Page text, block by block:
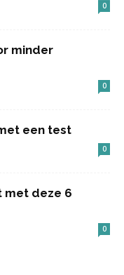
0
minder
0
een test
0
met deze 6
0